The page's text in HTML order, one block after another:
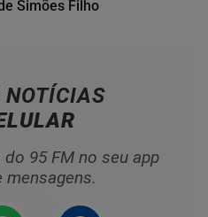
Simões Filho
NOTÍCIAS
95 FM no seu app